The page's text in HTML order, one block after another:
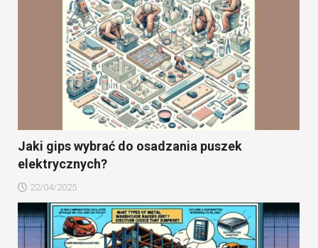
Jaki gips wybrać do osadzania puszek
elektrycznych?
22/04/2025